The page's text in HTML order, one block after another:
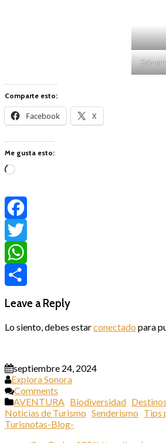
Comparte esto:
Facebook X
Me gusta esto:
Cargando...
Facebook
Twitter
WhatsApp
Compartir
Leave a Reply
Lo siento, debes estarconectado para
septiembre 24, 2024
Explora Sonora
Comments
AVENTURA Biodiversidad
Noticias de Turismo Senderismo Tips
Turisnotas-Blog-